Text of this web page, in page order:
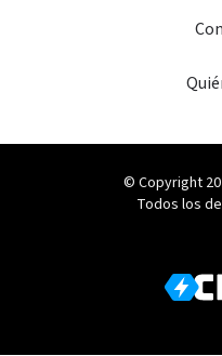
© Copyright
Todos los